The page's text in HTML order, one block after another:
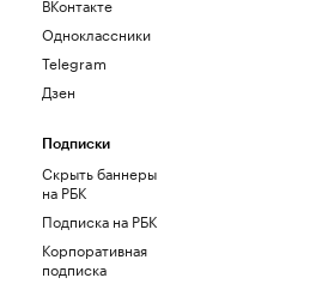
Одноклассники
Telegram
Дзен
Подписки
Скрыть баннеры
на РБК
Подписка на РБК
Корпоративная
подписка